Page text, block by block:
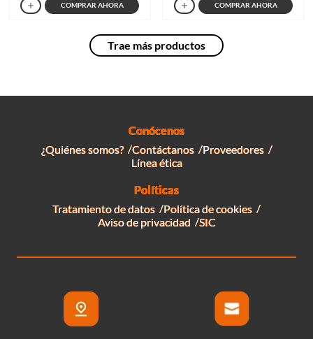
COMPRAR AHORA COMPRAR AHORA
Conócenos
¿Quiénes somos?
Contáctanos
Proveedores
Línea ética
Políticas
Tratamiento de datos
Política de cookies
Aviso de privacidad
SIC